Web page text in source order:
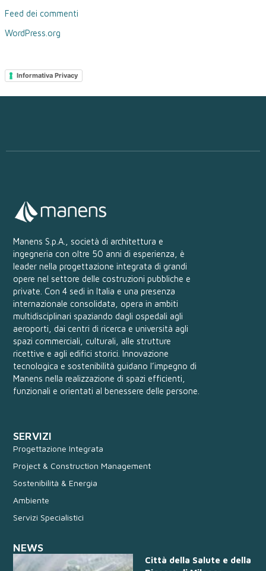
Feed dei commenti
WordPress.org
Informativa Privacy
Manens S.p.A., società di architettura e
ingegneria con oltre 50 anni di esperienza, è
leader nella progettazione integrata di grandi
opere nel settore delle costruzioni pubbliche e
private. Con 4 sedi in Italia e una presenza
internazionale consolidata, opera in ambiti
multidisciplinari spaziando dagli ospedali agli
aeroporti, dai centri di ricerca e università agli
spazi commerciali, culturali, alle strutture
ricettive e agli edifici storici. Innovazione
tecnologica e sostenibilità guidano l’impegno di
Manens nella realizzazione di spazi efficienti,
funzionali e orientati al benessere delle persone.
SERVIZI
Progettazione Integrata
Project & Construction Management
Sostenibilità & Energia
Ambiente
Servizi Specialistici
NEWS
Città della Salute e della